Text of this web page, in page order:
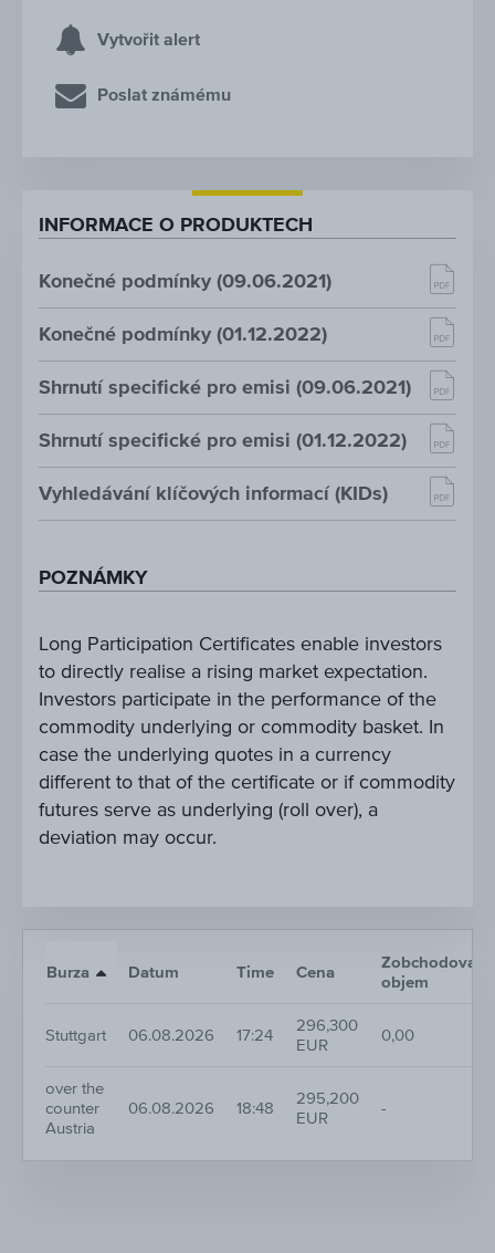
Vytvořit alert
Poslat známému
INFORMACE O PRODUKTECH
Konečné podmínky (09.06.2021)
Konečné podmínky (01.12.2022)
Shrnutí specifické pro emisi (09.06.2021)
Shrnutí specifické pro emisi (01.12.2022)
Vyhledávání klíčových informací (KIDs)
POZNÁMKY
Long Participation Certificates enable investors
to directly realise a rising market expectation.
Investors participate in the performance of the
commodity underlying or commodity basket. In
case the underlying quotes in a currency
different to that of the certificate or if commodity
futures serve as underlying (roll over), a
deviation may occur.
Burza Datum Time Cena
Zobchodovaný
objem
Stuttgart 06.08.2026 17:24
296,300
EUR
0,00
over the
counter
Austria
06.08.2026 18:48
295,200
EUR
-